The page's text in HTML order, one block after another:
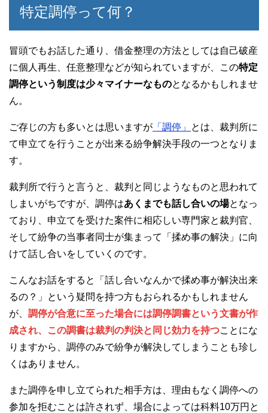
特定調停って何？
冒頭でもお話した通り、借金整理の方法としては自己破産
に個人再生、任意整理などが知られていますが、この特定
調停という制度は少々マイナーなものとなるかもしれませ
ん。
ご存じの方も多いとは思いますが 「調停」
とは、裁判所に
て申立てを行うことが出来る紛争解決手段の一つとなりま
す。
裁判所で行うと言うと、裁判と同じようなものと思われて
しまいがちですが、調停はあくまでも話し合いの場となっ
ており、申立てを受けた案件に相応しい専門家と裁判官、
そして紛争の当事者同士が集まって「揉め事の解決」に向
けて話し合いをしていくのです。
こんなお話をすると「話し合いなんかで揉め事が解決出来
るの？」という疑問を持つ方もおられるかもしれません
が、 調停が合意に至った場合には調停調書という文書が作
成され、この調書は裁判の判決と同じ効力を持つことにな
りますから、調停のみで紛争が解決してしまうことも珍し
くはありません。
また調停を申し立てられた相手方は、理由もなく調停への
参加を拒むことは許されず、場合によっては科料10万円と